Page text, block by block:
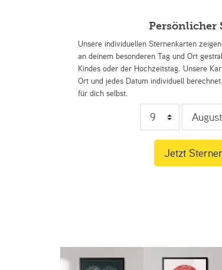
Persönlicher
Unsere individuellen Sternenkarten
an deinem besonderen Tag und Ort
Kindes oder der Hochzeitstag. Unsere
Ort und jedes Datum individuell
für dich selbst.